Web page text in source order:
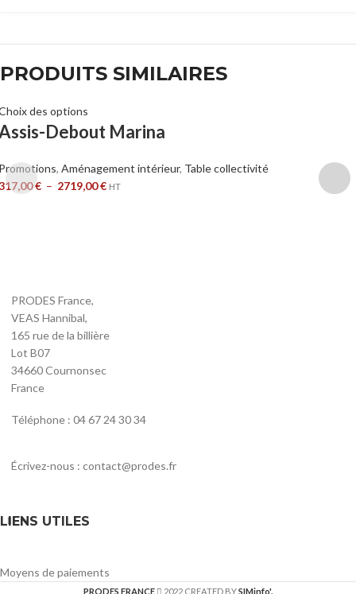
PRODUITS SIMILAIRES
des options
Debout Marina
,Aménagement intérieur, Table collectivité
€ – 2719,00€ HT
PRODES France,
VEAS Hannibal,
165 rue de la billière
Lot B07
34660 Cournonsec
France
Téléphone : 04 67 24 30 34
Écrivez-nous : contact@prodes.fr
LIENS UTILES
Moyens de paiements
PRODES FRANCE 2022 CREATED BYSIMinfo'.